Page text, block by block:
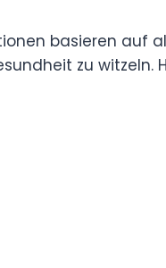
basieren auf
zu witzeln.